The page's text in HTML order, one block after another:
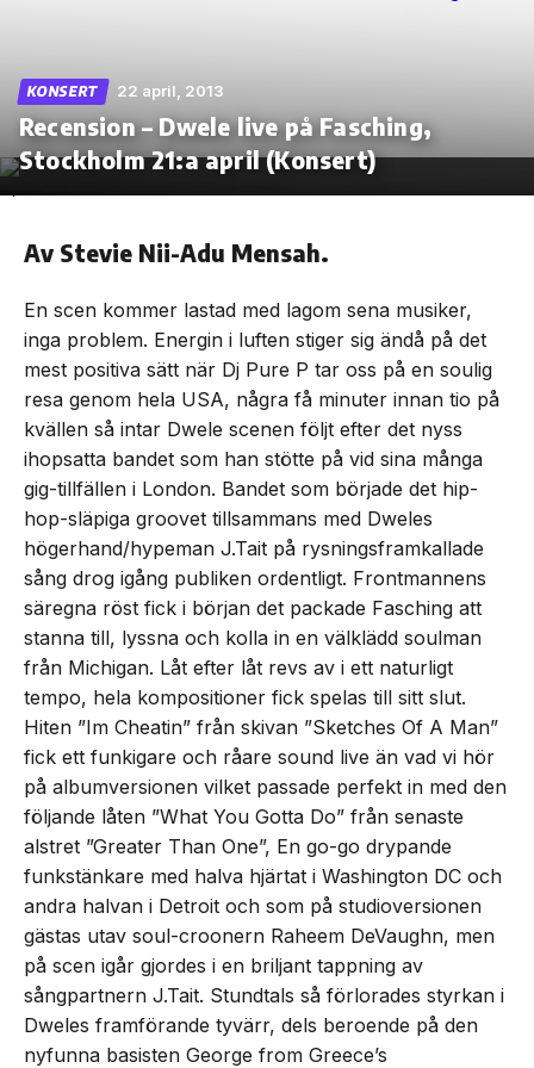
Skip
the
KONSERT 22 april, 2013
Recension – Dwele live på Fasching,
Stockholm 21:a april (Konsert)
Av Stevie Nii-Adu Mensah.
En scen kommer lastad med lagom sena musiker,
inga problem. Energin i luften stiger sig ändå på det
mest positiva sätt när Dj Pure P tar oss på en soulig
resa genom hela USA, några få minuter innan tio på
kvällen så intar Dwele scenen följt efter det nyss
ihopsatta bandet som han stötte på vid sina många
gig-tillfällen i London. Bandet som började det hip-
hop-släpiga groovet tillsammans med Dweles
högerhand/hypeman J.Tait på rysningsframkallade
sång drog igång publiken ordentligt. Frontmannens
säregna röst fick i början det packade Fasching att
stanna till, lyssna och kolla in en välklädd soulman
från Michigan. Låt efter låt revs av i ett naturligt
tempo, hela kompositioner fick spelas till sitt slut.
Hiten ”Im Cheatin” från skivan ”Sketches Of A Man”
fick ett funkigare och råare sound live än vad vi hör
på albumversionen vilket passade perfekt in med den
följande låten ”What You Gotta Do” från senaste
alstret ”Greater Than One”, En go-go drypande
funkstänkare med halva hjärtat i Washington DC och
andra halvan i Detroit och som på studioversionen
gästas utav soul-croonern Raheem DeVaughn, men
på scen igår gjordes i en briljant tappning av
sångpartnern J.Tait. Stundtals så förlorades styrkan i
Dweles framförande tyvärr, dels beroende på den
nyfunna basisten George from Greece’s